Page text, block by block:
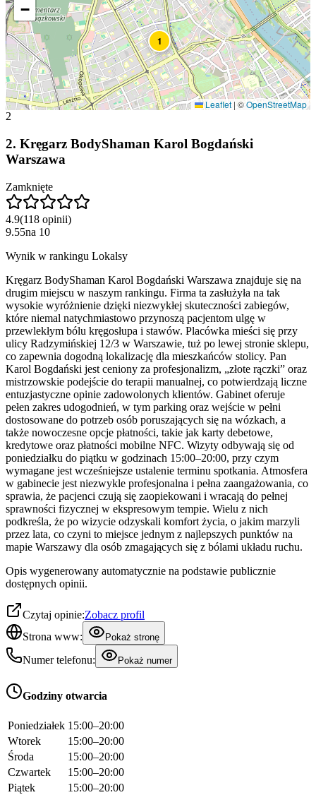
1
−
Leaflet | ©OpenStreetMap
2
2. Kręgarz BodyShaman Karol Bogdański
Warszawa
Zamknięte
4.9(118 opinii)
9.55na 10
Wynik w rankingu Lokalsy
Kręgarz BodyShaman Karol Bogdański Warszawa znajduje się na
drugim miejscu w naszym rankingu. Firma ta zasłużyła na tak
wysokie wyróżnienie dzięki niezwykłej skuteczności zabiegów,
które niemal natychmiastowo przynoszą pacjentom ulgę w
przewlekłym bólu kręgosłupa i stawów. Placówka mieści się przy
ulicy Radzymińskiej 12/3 w Warszawie, tuż po lewej stronie sklepu,
co zapewnia dogodną lokalizację dla mieszkańców stolicy. Pan
Karol Bogdański jest ceniony za profesjonalizm, „złote rączki” oraz
mistrzowskie podejście do terapii manualnej, co potwierdzają liczne
entuzjastyczne opinie zadowolonych klientów. Gabinet oferuje
pełen zakres udogodnień, w tym parking oraz wejście w pełni
dostosowane do potrzeb osób poruszających się na wózkach, a
także nowoczesne opcje płatności, takie jak karty debetowe,
kredytowe oraz płatności mobilne NFC. Wizyty odbywają się od
poniedziałku do piątku w godzinach 15:00–20:00, przy czym
wymagane jest wcześniejsze ustalenie terminu spotkania. Atmosfera
w gabinecie jest niezwykle profesjonalna i pełna zaangażowania, co
sprawia, że pacjenci czują się zaopiekowani i wracają do pełnej
sprawności fizycznej w ekspresowym tempie. Wielu z nich
podkreśla, że po wizycie odzyskali komfort życia, o jakim marzyli
przez lata, co czyni to miejsce jednym z najlepszych punktów na
mapie Warszawy dla osób zmagających się z bólami układu ruchu.
Opis wygenerowany automatycznie na podstawie publicznie
dostępnych opinii.
Czytaj opinie:Zobacz profil
Strona www:
Pokaż stronę
Numer telefonu: Pokaż numer
Godziny otwarcia
Poniedziałek 15:00–20:00
Wtorek
15:00–20:00
Środa
15:00–20:00
Czwartek
15:00–20:00
Piątek
15:00–20:00